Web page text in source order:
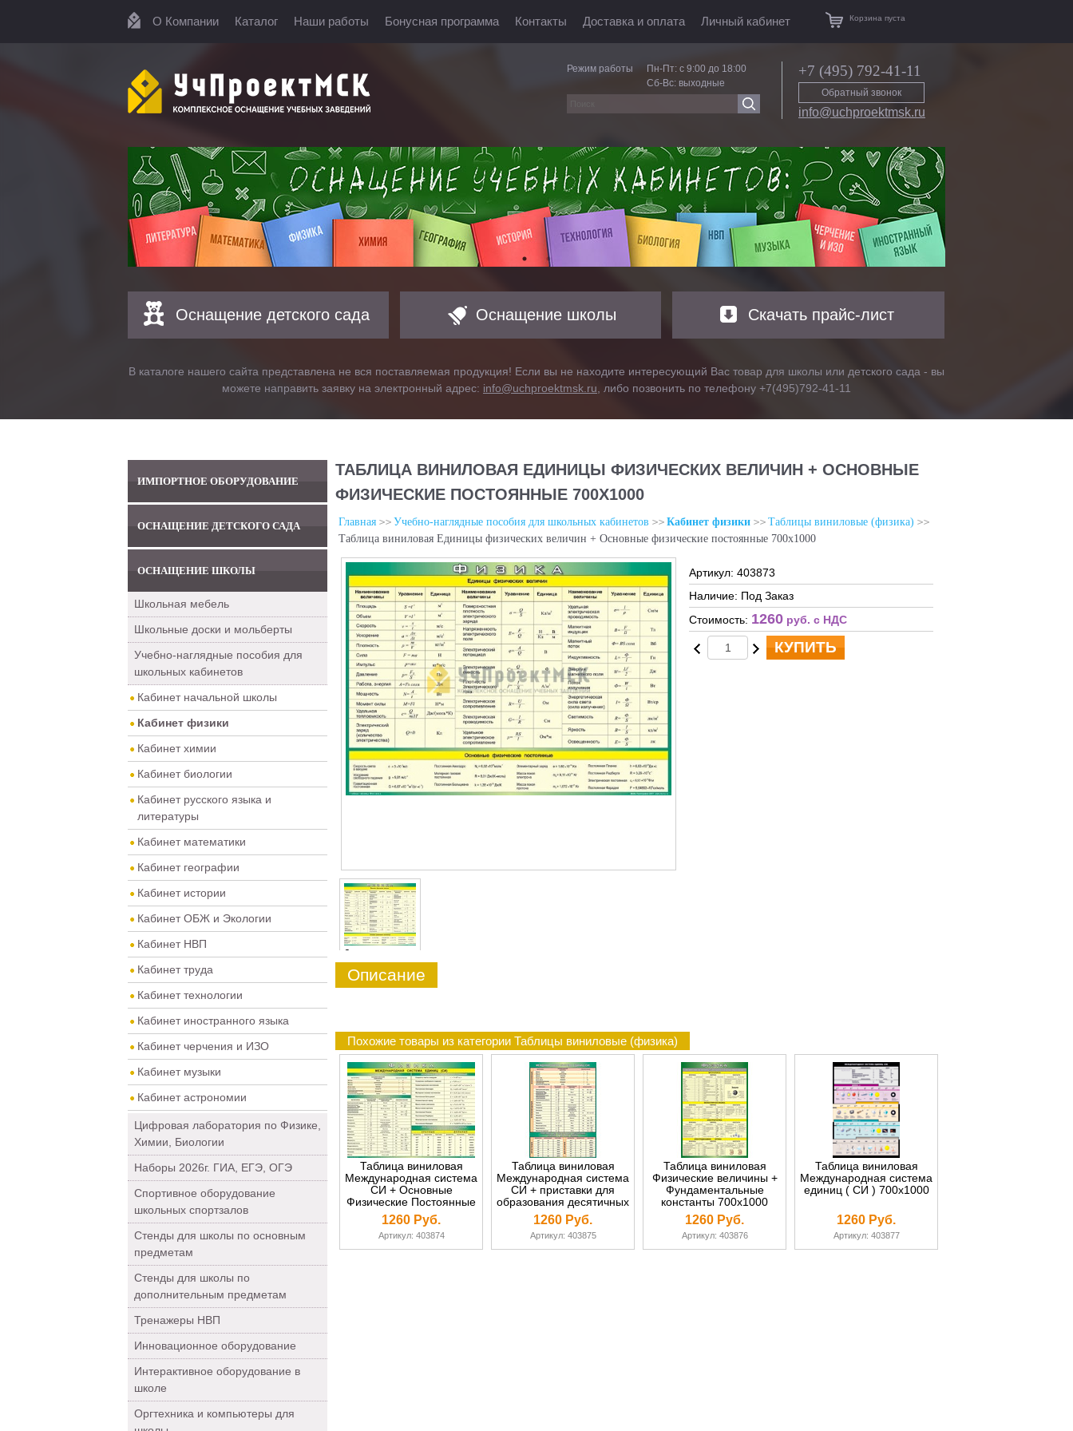
О Компании Каталог Наши работы Бонусная программа Контакты Доставка и оплата Личный кабинет Корзина пуста
Режим работы
Пн-Пт: с 9:00 до 18:00
Сб-Вс: выходные
+7 (495) 792-41-11
Обратный звонок
info@uchproektmsk.ru
Оснащение детского сада Оснащение школы Скачать прайс-лист
В каталоге нашего сайта представлена не вся поставляемая продукция! Если вы не находите интересующий Вас товар для школы или детского сада - вы
можете направить заявку на электронный адрес: info@uchproektmsk.ru , либо позвонить по телефону +7(495)792-41-11
ИМПОРТНОЕ ОБОРУДОВАНИЕ
ОСНАЩЕНИЕ ДЕТСКОГО САДА
ОСНАЩЕНИЕ ШКОЛЫ
Школьная мебель
Школьные доски и мольберты
Учебно-наглядные пособия для
школьных кабинетов
Кабинет начальной школы
Кабинет физики
Кабинет химии
Кабинет биологии
Кабинет русского языка и
литературы
Кабинет математики
Кабинет географии
Кабинет истории
Кабинет ОБЖ и Экологии
Кабинет НВП
Кабинет труда
Кабинет технологии
Кабинет иностранного языка
Кабинет черчения и ИЗО
Кабинет музыки
Кабинет астрономии
Цифровая лаборатория по Физике,
Химии, Биологии
Наборы 2026г. ГИА, ЕГЭ, ОГЭ
Спортивное оборудование
школьных спортзалов
Стенды для школы по основным
предметам
Стенды для школы по
дополнительным предметам
Тренажеры НВП
Инновационное оборудование
Интерактивное оборудование в
школе
Оргтехника и компьютеры для
ТАБЛИЦА ВИНИЛОВАЯ ЕДИНИЦЫ ФИЗИЧЕСКИХ ВЕЛИЧИН + ОСНОВНЫЕ
ФИЗИЧЕСКИЕ ПОСТОЯННЫЕ 700Х1000
Главная Учебно-наглядные пособия для школьных кабинетов Кабинет физики
Таблицы виниловые (физика)
Таблица виниловая Единицы физических величин + Основные физические постоянные 700х1000
0
Артикул: 403873
Наличие: Под Заказ
Стоимость: 1260 руб. c НДС
КУПИТЬ
Описание
Похожие товары из категории Таблицы виниловые (физика)
Таблица виниловая
Международная система
СИ + Основные
Физические Постоянные
+ Приставки для
образования десятичных
кратных и дольных
единиц 700х1000
1260 Руб.
Артикул: 403874
Таблица виниловая
Международная система
СИ + приставки для
образования десятичных
кратных и дольных
единиц 700х1000
1260 Руб.
Артикул: 403875
Таблица виниловая
Физические величины +
Фундаментальные
константы 700х1000
1260 Руб.
Артикул: 403876
Таблица виниловая
Международная система
единиц ( СИ ) 700х1000
1260 Руб.
Артикул: 403877